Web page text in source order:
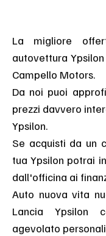
La migliore offerta Lancia come per
autovettura Ypsilon nuova le puoi trovare solo dalla
Campello Motors.
Da noi puoi
prezzi davvero interessanti
Ypsilon.
Se acquisti da un
tua Ypsilon potrai inoltre fruire di tutti i nostri servizi,
dall'officina ai
Auto nuova vita
Lancia Ypsilon
agevolato